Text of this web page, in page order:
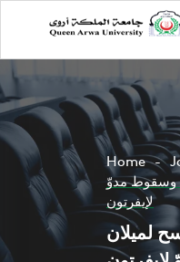
Home
وسقوط مدوّ
لإيفرتون
لميلان